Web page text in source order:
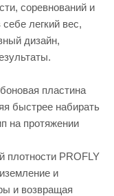
соревнований и
легкий вес,
дизайн,
пластина
быстрее набирать
на протяжении
плотности PROFLY
и
и возвращая